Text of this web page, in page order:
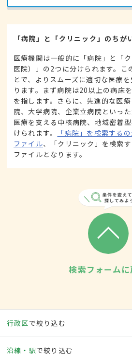
「病院」と「クリニック」のちが
医療機関は一般的に「病院」と「ク
医院）」の2つに分けられます。こ
とで、よりスムーズに適切な医療
ります。まず病院は20以上の病床
を指します。さらに、先進的な医
院、大学病院、企業立病院といっ
医療を支える中核病院、地域密着
けられます。
「病院」を検索する
ファイル、「クリニック」を検索
ファイルとなります。
検索フォームに
行政区で絞り込む
沿線・駅で絞り込む